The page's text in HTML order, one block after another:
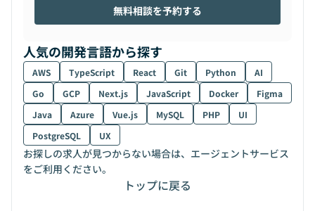
無料相談を予約する
人気の開発言語から探す
AWS TypeScript React Git Python
AI
Go
GCP Next.js JavaScript Docker
Figma
Java
Azure Vue.js MySQL PHP
UI
PostgreSQL
UX
お探しの求人が見つからない場合は、エージェントサービス
をご利用ください。
トップに戻る